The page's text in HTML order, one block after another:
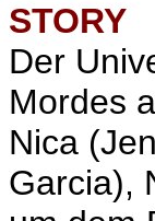
STORY
Der
Mordes
Nica
Garcia),